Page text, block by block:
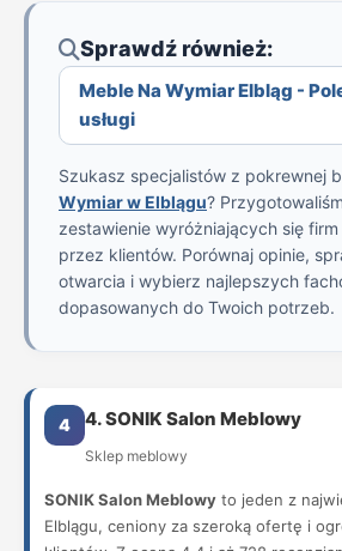
Sprawdź również:
Meble Na Wymiar Elbląg -
usługi
Szukasz specjalistów z pokrewnej
Wymiar w Elblągu?
zestawienie wyróżniających się
przez klientów. Porównaj opinie,
otwarcia i wybierz najlepszych
dopasowanych do Twoich potrzeb.
4 4. SONIK Salon Meblowy
Sklep meblowy
SONIK Salon Meblowy to jeden z
Elblągu, ceniony za szeroką ofertę i